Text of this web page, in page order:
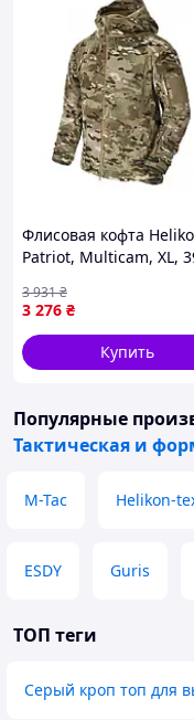
Флисовая кофта
Patriot, Multicam, XL,
военная
3 276 ₴
3 931₴
Купить
Популярные
Тактическая и
M-Tac Helikon-
ESDY Guris
ТОП теги
Серый кроп топ для